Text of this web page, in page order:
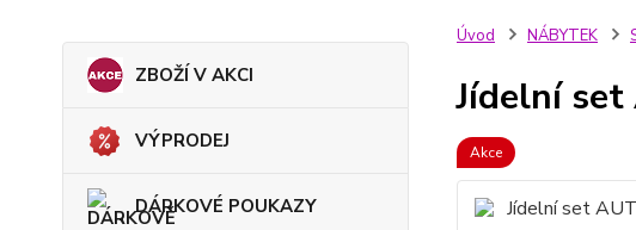
ZBOŽÍ V AKCI
VÝPRODEJ
DÁRKOVÉ POUKAZY
Úvod NÁBYTEK
Jídelní
Akce